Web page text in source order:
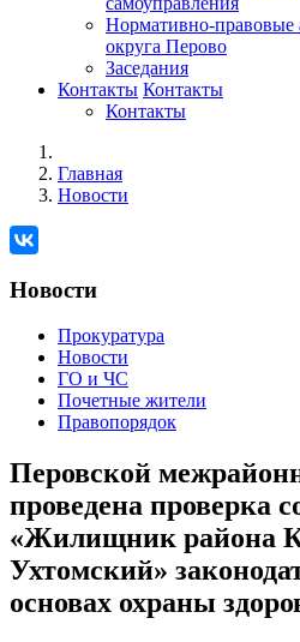
Нормативно-
округа Перово
Заседания
Контакты Контакты
Контакты
Главная
Новости
Новости
Прокуратура
Новости
ГО и ЧС
Почетные жители
Правопорядок
Перовской
проведена проверка
«Жилищник района
Ухтомский»
основах охраны